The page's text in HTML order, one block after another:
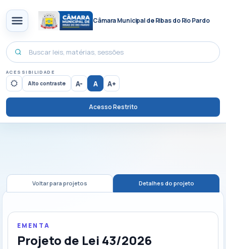
Câmara Municipal de Ribas do Rio Pardo
ACESSIBILIDADE
Alto contraste A- A A+
Acesso Restrito
Voltar para projetos Detalhes do projeto
EMENTA
Projeto de Lei 43/2026